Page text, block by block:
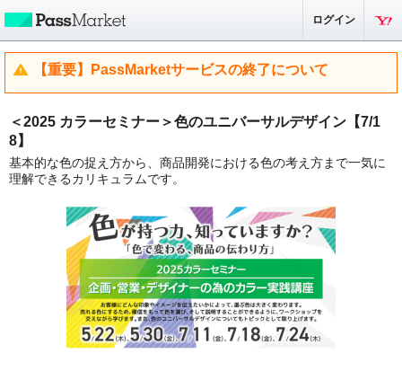
ログイン
【重要】PassMarketサービスの終了について
＜2025 カラーセミナー＞色のユニバーサルデザイン【7/1
8】
基本的な色の捉え方から、商品開発における色の考え方まで一気に
理解できるカリキュラムです。